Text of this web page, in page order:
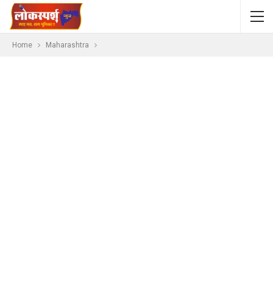
Home Maharashtra